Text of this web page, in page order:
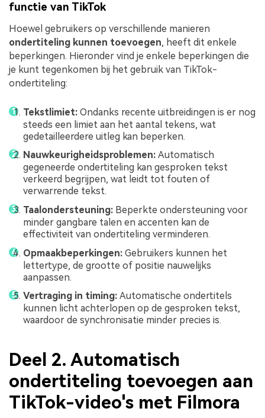
functie van TikTok
Hoewel gebruikers op verschillende manieren
ondertiteling kunnen toevoegen, heeft dit enkele
beperkingen. Hieronder vind je enkele beperkingen die
je kunt tegenkomen bij het gebruik van TikTok-
ondertiteling:
Tekstlimiet: Ondanks recente uitbreidingen is er nog
steeds een limiet aan het aantal tekens, wat
gedetailleerdere uitleg kan beperken.
Nauwkeurigheidsproblemen: Automatisch
gegeneerde ondertiteling kan gesproken tekst
verkeerd begrijpen, wat leidt tot fouten of
verwarrende tekst.
Taalondersteuning: Beperkte ondersteuning voor
minder gangbare talen en accenten kan de
effectiviteit van ondertiteling verminderen.
Opmaakbeperkingen: Gebruikers kunnen het
lettertype, de grootte of positie nauwelijks
aanpassen.
Vertraging in timing: Automatische ondertitels
kunnen licht achterlopen op de gesproken tekst,
waardoor de synchronisatie minder precies is.
Deel 2. Automatisch
ondertiteling toevoegen aan
TikTok-video's met Filmora